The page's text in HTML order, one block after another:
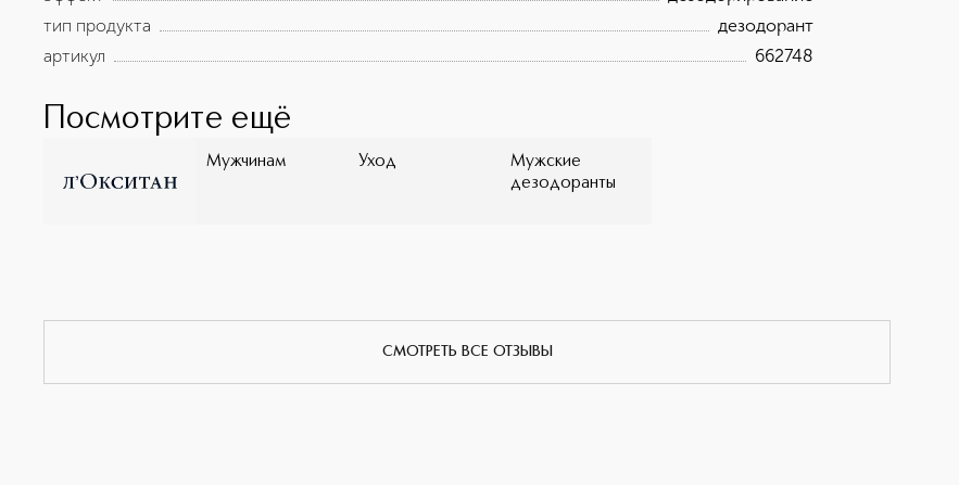
тип продукта
дезодорант
артикул
662748
Посмотрите ещё
Мужчинам Уход
Мужские
дезодоранты
СМОТРЕТЬ ВСЕ ОТЗЫВЫ